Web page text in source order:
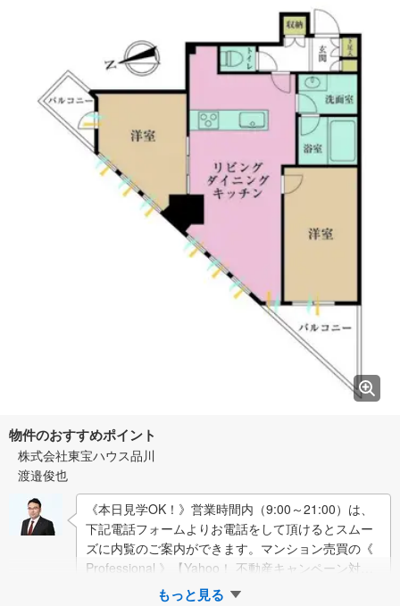
物件のおすすめポイント
株式会社東宝ハウス品川
渡邉俊也
《本日見学OK！》営業時間内（9:00～21:00）は、
下記電話フォームよりお電話をして頂けるとスムー
ズに内覧のご案内ができます。マンション売買の《
Professional 》【Yahoo！ 不動産キャンペーン対象
店舗】当店で物…もっと見る